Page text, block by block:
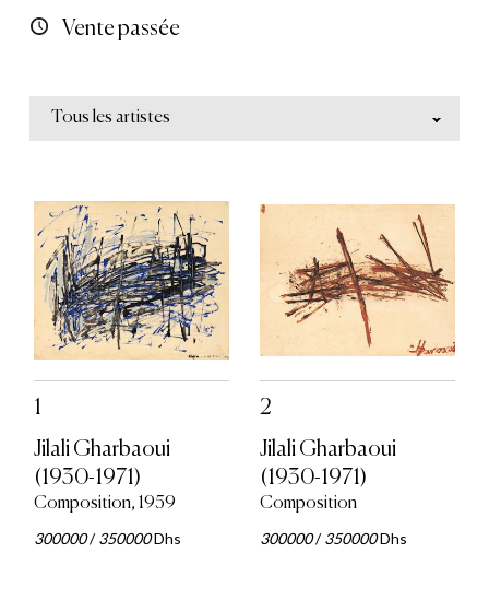
Vente passée
Tous les artistes
1
Jilali Gharbaoui
(1930-1971)
Composition, 1959
300000/350000Dhs
2
Jilali Gharbaoui
(1930-1971)
Composition
300000/350000Dhs